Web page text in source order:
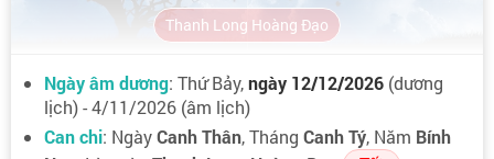
Thanh Long Hoàng Đạo
Ngày âm dương: Thứ Bảy,ngày 12/12/2026 (dương
lịch) - 4/11/2026 (âm lịch)
Can chi: NgàyCanh Thân, Tháng Canh Tý, Năm Bính